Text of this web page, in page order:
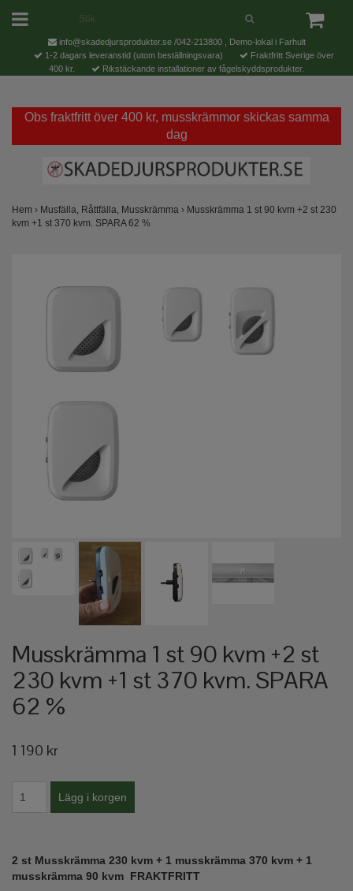
info@skadedjursprodukter.se/042-213800 , Demo-lokal i Farhult
1-2 dagars leveranstid (utom beställningsvara)
Fraktfritt Sverige över
400 kr.
Rikstäckande installationer av fågelskyddsprodukter.
Obs fraktfritt över 400 kr, musskrämmor skickas samma
dag
Hem › Musfälla, Råttfälla, Musskrämma › Musskrämma 1 st 90 kvm +2 st 230
kvm +1 st 370 kvm. SPARA 62 %
Musskrämma 1 st 90 kvm +2 st
230 kvm +1 st 370 kvm. SPARA
62 %
1 190 kr
2 st Musskrämma 230 kvm + 1 musskrämma 370 kvm + 1
musskrämma 90 kvm FRAKTFRITT